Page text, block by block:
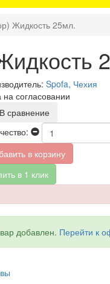
Жидкость 25мл.
Spofa, Чехия
согласовании
сравнение
в корзину
в 1 клик
добавлен. Перейти к